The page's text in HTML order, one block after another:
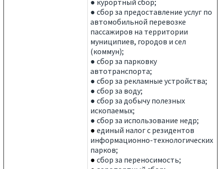
● сбор за предоставление услуг по
автомобильной перевозке
пассажиров на территории
муниципиев, городов и сел
(коммун);
● сбор за парковку
автотранспорта;
● сбор за рекламные устройства;
● сбор за воду;
● сбор за добычу полезных
ископаемых;
● сбор за использование недр;
● единый налог с резидентов
информационно-технологических
парков;
● сбор за переносимость;